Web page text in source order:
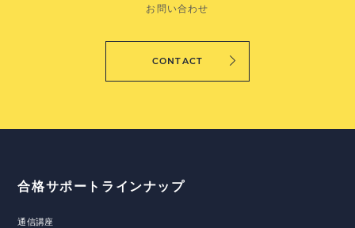
お問い合わせ
CONTACT
合格サポートラインナップ
通信講座